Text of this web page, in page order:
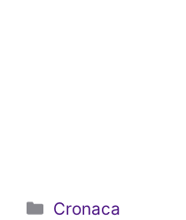
Categorie
Cronaca